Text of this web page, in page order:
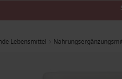
Lebensmittel